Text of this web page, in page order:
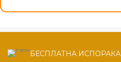
БЕСПЛАТНА ИСПОРАКА